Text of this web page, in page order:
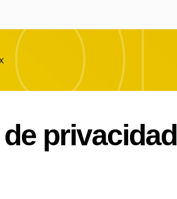
Eurovision Sound
El sonido de Eurovision está aquí
privacidad